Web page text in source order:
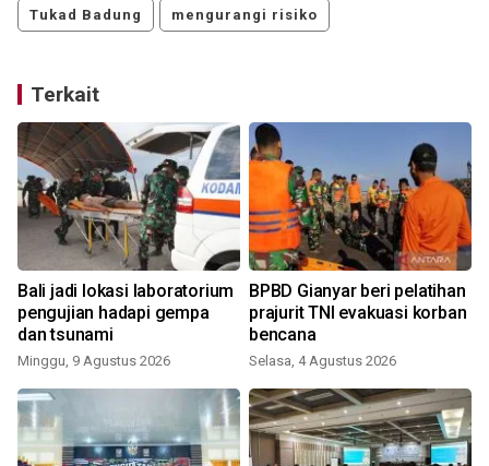
Tukad Badung mengurangi risiko
Terkait
Bali jadi lokasi laboratorium
pengujian hadapi gempa
dan tsunami
Minggu, 9 Agustus 2026
BPBD Gianyar beri pelatihan
prajurit TNI evakuasi korban
bencana
Selasa, 4 Agustus 2026